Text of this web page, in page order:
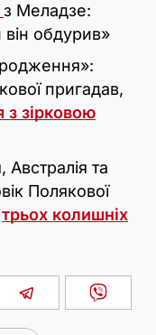
з Меладзе:
обдурив‎»
пригадав,
з зірковою
та
Полякової
трьох колишніх